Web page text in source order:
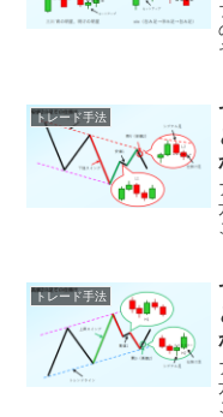
トレード手法
トレード手法